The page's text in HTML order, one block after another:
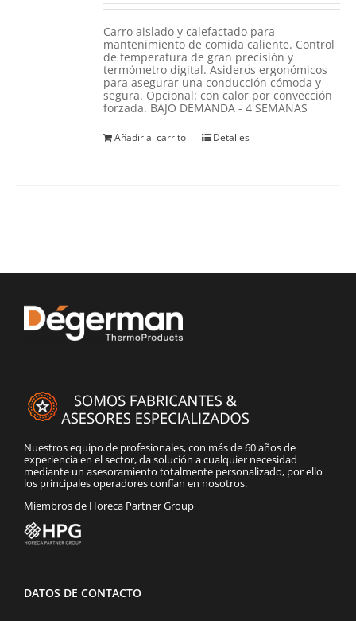
Carro aislado y calefactado para
mantenimiento de comida caliente. Control
de temperatura de gran precisión y
termómetro digital. Asideros ergonómicos
para asegurar una conducción cómoda y
segura. Opcional: con calor por convección
forzada. BAJO DEMANDA - 4 SEMANAS
Añadir al carrito Detalles
Nuestros equipo de profesionales, con más de 60 años de
experiencia en el sector, da solución a cualquier necesidad
mediante un asesoramiento totalmente personalizado, por ello
los principales operadores confían en nosotros.
Miembros de Horeca Partner Group
DATOS DE CONTACTO